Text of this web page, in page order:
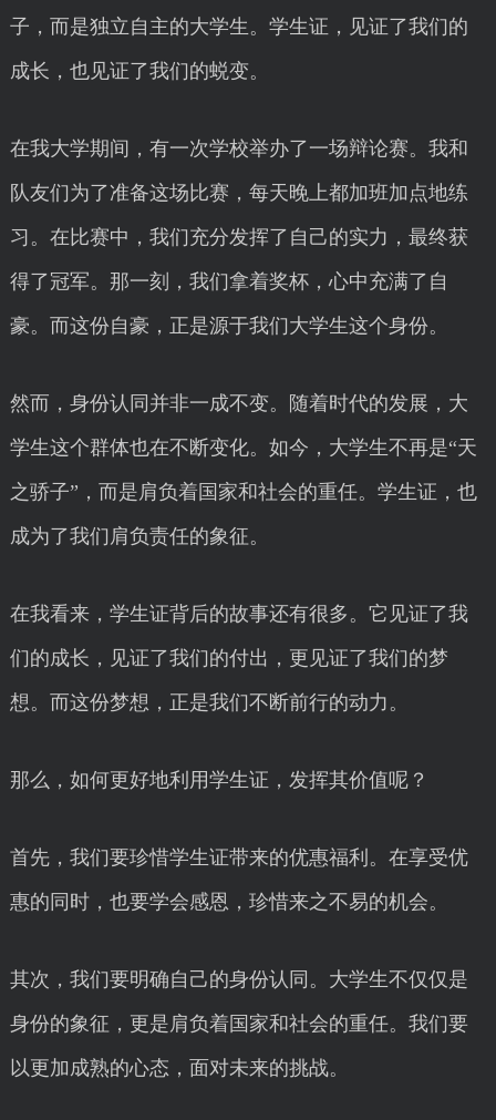
子，而是独立自主的大学生。学生证，见证了我们的
成长，也见证了我们的蜕变。
在我大学期间，有一次学校举办了一场辩论赛。我和
队友们为了准备这场比赛，每天晚上都加班加点地练
习。在比赛中，我们充分发挥了自己的实力，最终获
得了冠军。那一刻，我们拿着奖杯，心中充满了自
豪。而这份自豪，正是源于我们大学生这个身份。
然而，身份认同并非一成不变。随着时代的发展，大
学生这个群体也在不断变化。如今，大学生不再是“天
之骄子”，而是肩负着国家和社会的重任。学生证，也
成为了我们肩负责任的象征。
在我看来，学生证背后的故事还有很多。它见证了我
们的成长，见证了我们的付出，更见证了我们的梦
想。而这份梦想，正是我们不断前行的动力。
那么，如何更好地利用学生证，发挥其价值呢？
首先，我们要珍惜学生证带来的优惠福利。在享受优
惠的同时，也要学会感恩，珍惜来之不易的机会。
其次，我们要明确自己的身份认同。大学生不仅仅是
身份的象征，更是肩负着国家和社会的重任。我们要
以更加成熟的心态，面对未来的挑战。